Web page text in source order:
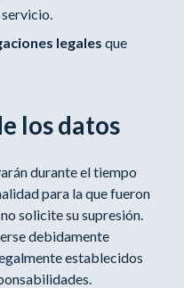
legales que
los datos
durante el tiempo
para la que fueron
solicite su supresión.
debidamente
establecidos